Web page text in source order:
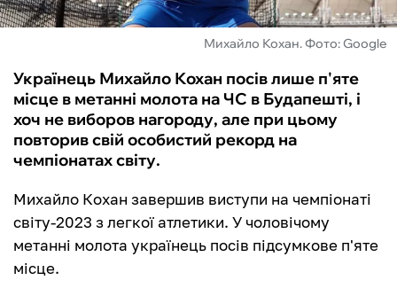
БУКМЕКЕРИ
Михайло Кохан. Фото: Google
Українець Михайло Кохан посів лише п'яте
місце в метанні молота на ЧС в Будапешті, і
хоч не виборов нагороду, але при цьому
повторив свій особистий рекорд на
чемпіонатах світу.
Михайло Кохан завершив виступи на чемпіонаті
світу-2023 з легкої атлетики. У чоловічому
метанні молота українець посів підсумкове п'яте
місце.